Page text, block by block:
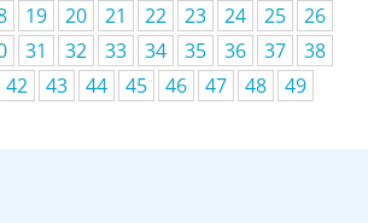
19 20 21 22 23 24 25
26
31 32 33 34 35 36 37
38
42 43 44 45 46 47 48 49